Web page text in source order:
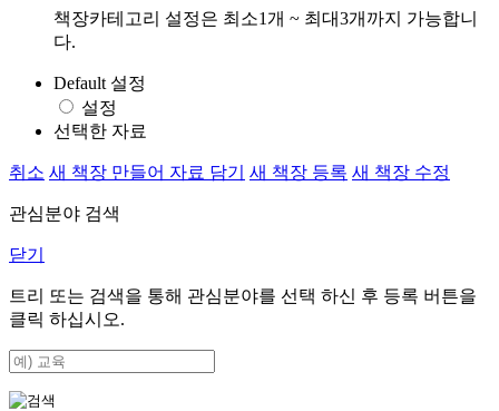
책장카테고리 설정은 최소1개 ~ 최대3개까지 가능합니
다.
Default 설정
설정
선택한 자료
취소 새 책장 만들어 자료 담기 새 책장 등록 새 책장 수정
관심분야 검색
닫기
트리 또는 검색을 통해 관심분야를 선택 하신 후 등록 버튼을
클릭 하십시오.